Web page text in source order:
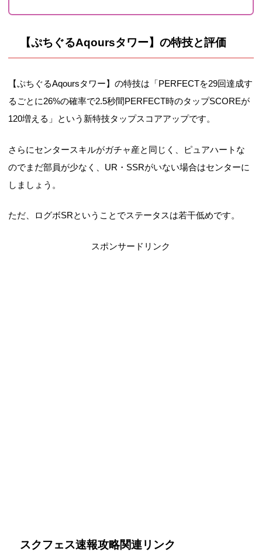
【ぷちぐるAqoursタワー】の特技と評価
【ぷちぐるAqoursタワー】の特技は「PERFECTを29回達成す
るごとに26%の確率で2.5秒間PERFECT時のタップSCOREが
120増える」という新特技タップスコアアップです。
さらにセンタースキルがガチャ産と同じく、ピュアハートな
のでまだ部員が少なく、UR・SSRがいない場合はセンターに
しましょう。
ただ、ログボSRということでステータスは若干低めです。
スポンサードリンク
スクフェス速報攻略関連リンク